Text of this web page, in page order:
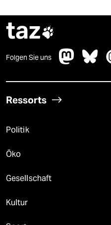
taz
Folgen Sie uns
Ressorts
Politik
Öko
Gesellschaft
Kultur